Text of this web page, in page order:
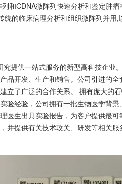
和CDNA微阵列快速分析和鉴定肿
的临床病理分析和组织微阵列并用,
提供一站式服务的新型高科技企业
品开发、生产和销售。公司引进的
了广泛的合作关系。 拥有庞大的
验经验，公司拥有一批生物医学背
医生出具实验报告，为客户提供最
提供有关技术攻关、研发等相关